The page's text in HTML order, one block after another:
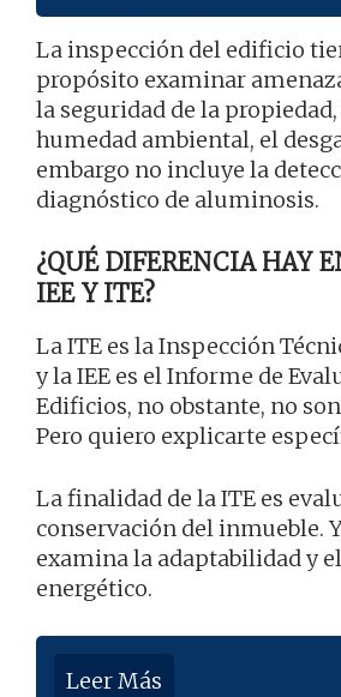
La inspección del edificio
propósito examinar
la seguridad de la
humedad ambiental, el
embargo no incluye la
diagnóstico de aluminosis.
¿QUÉ DIFERENCIA HAY
IEE Y ITE?
La ITE es la Inspección
y la IEE es el Informe de
Edificios, no obstante, no
Pero quiero explicarte
La finalidad de la ITE es
conservación del inmueble.
examina la adaptabilidad y
energético.
Leer Más